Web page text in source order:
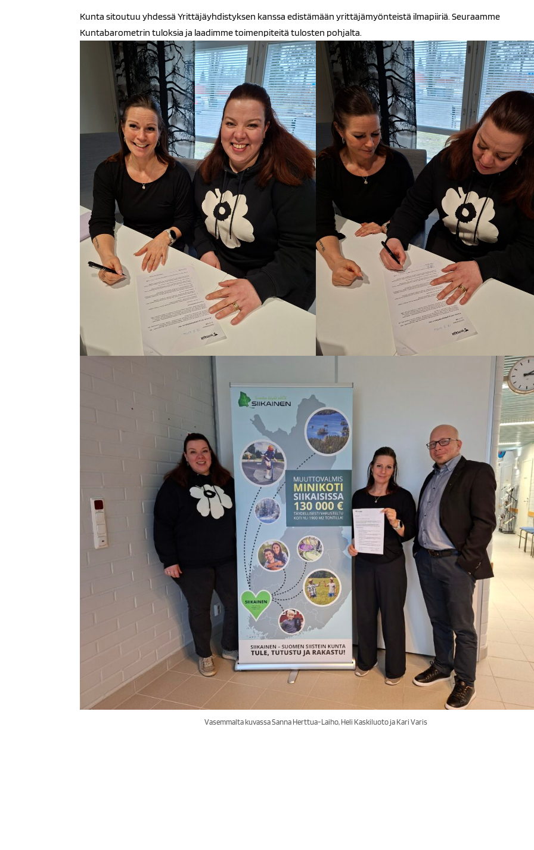
Kunta sitoutuu yhdessä Yrittäjäyhdistyksen kanssa edistämään yrittäjämyönteistä ilmapiiriä. Seuraamme
Kuntabarometrin tuloksia ja laadimme toimenpiteitä tulosten pohjalta.
Vasemmalta kuvassa Sanna Herttua-Laiho, Heli Kaskiluoto ja Kari Varis